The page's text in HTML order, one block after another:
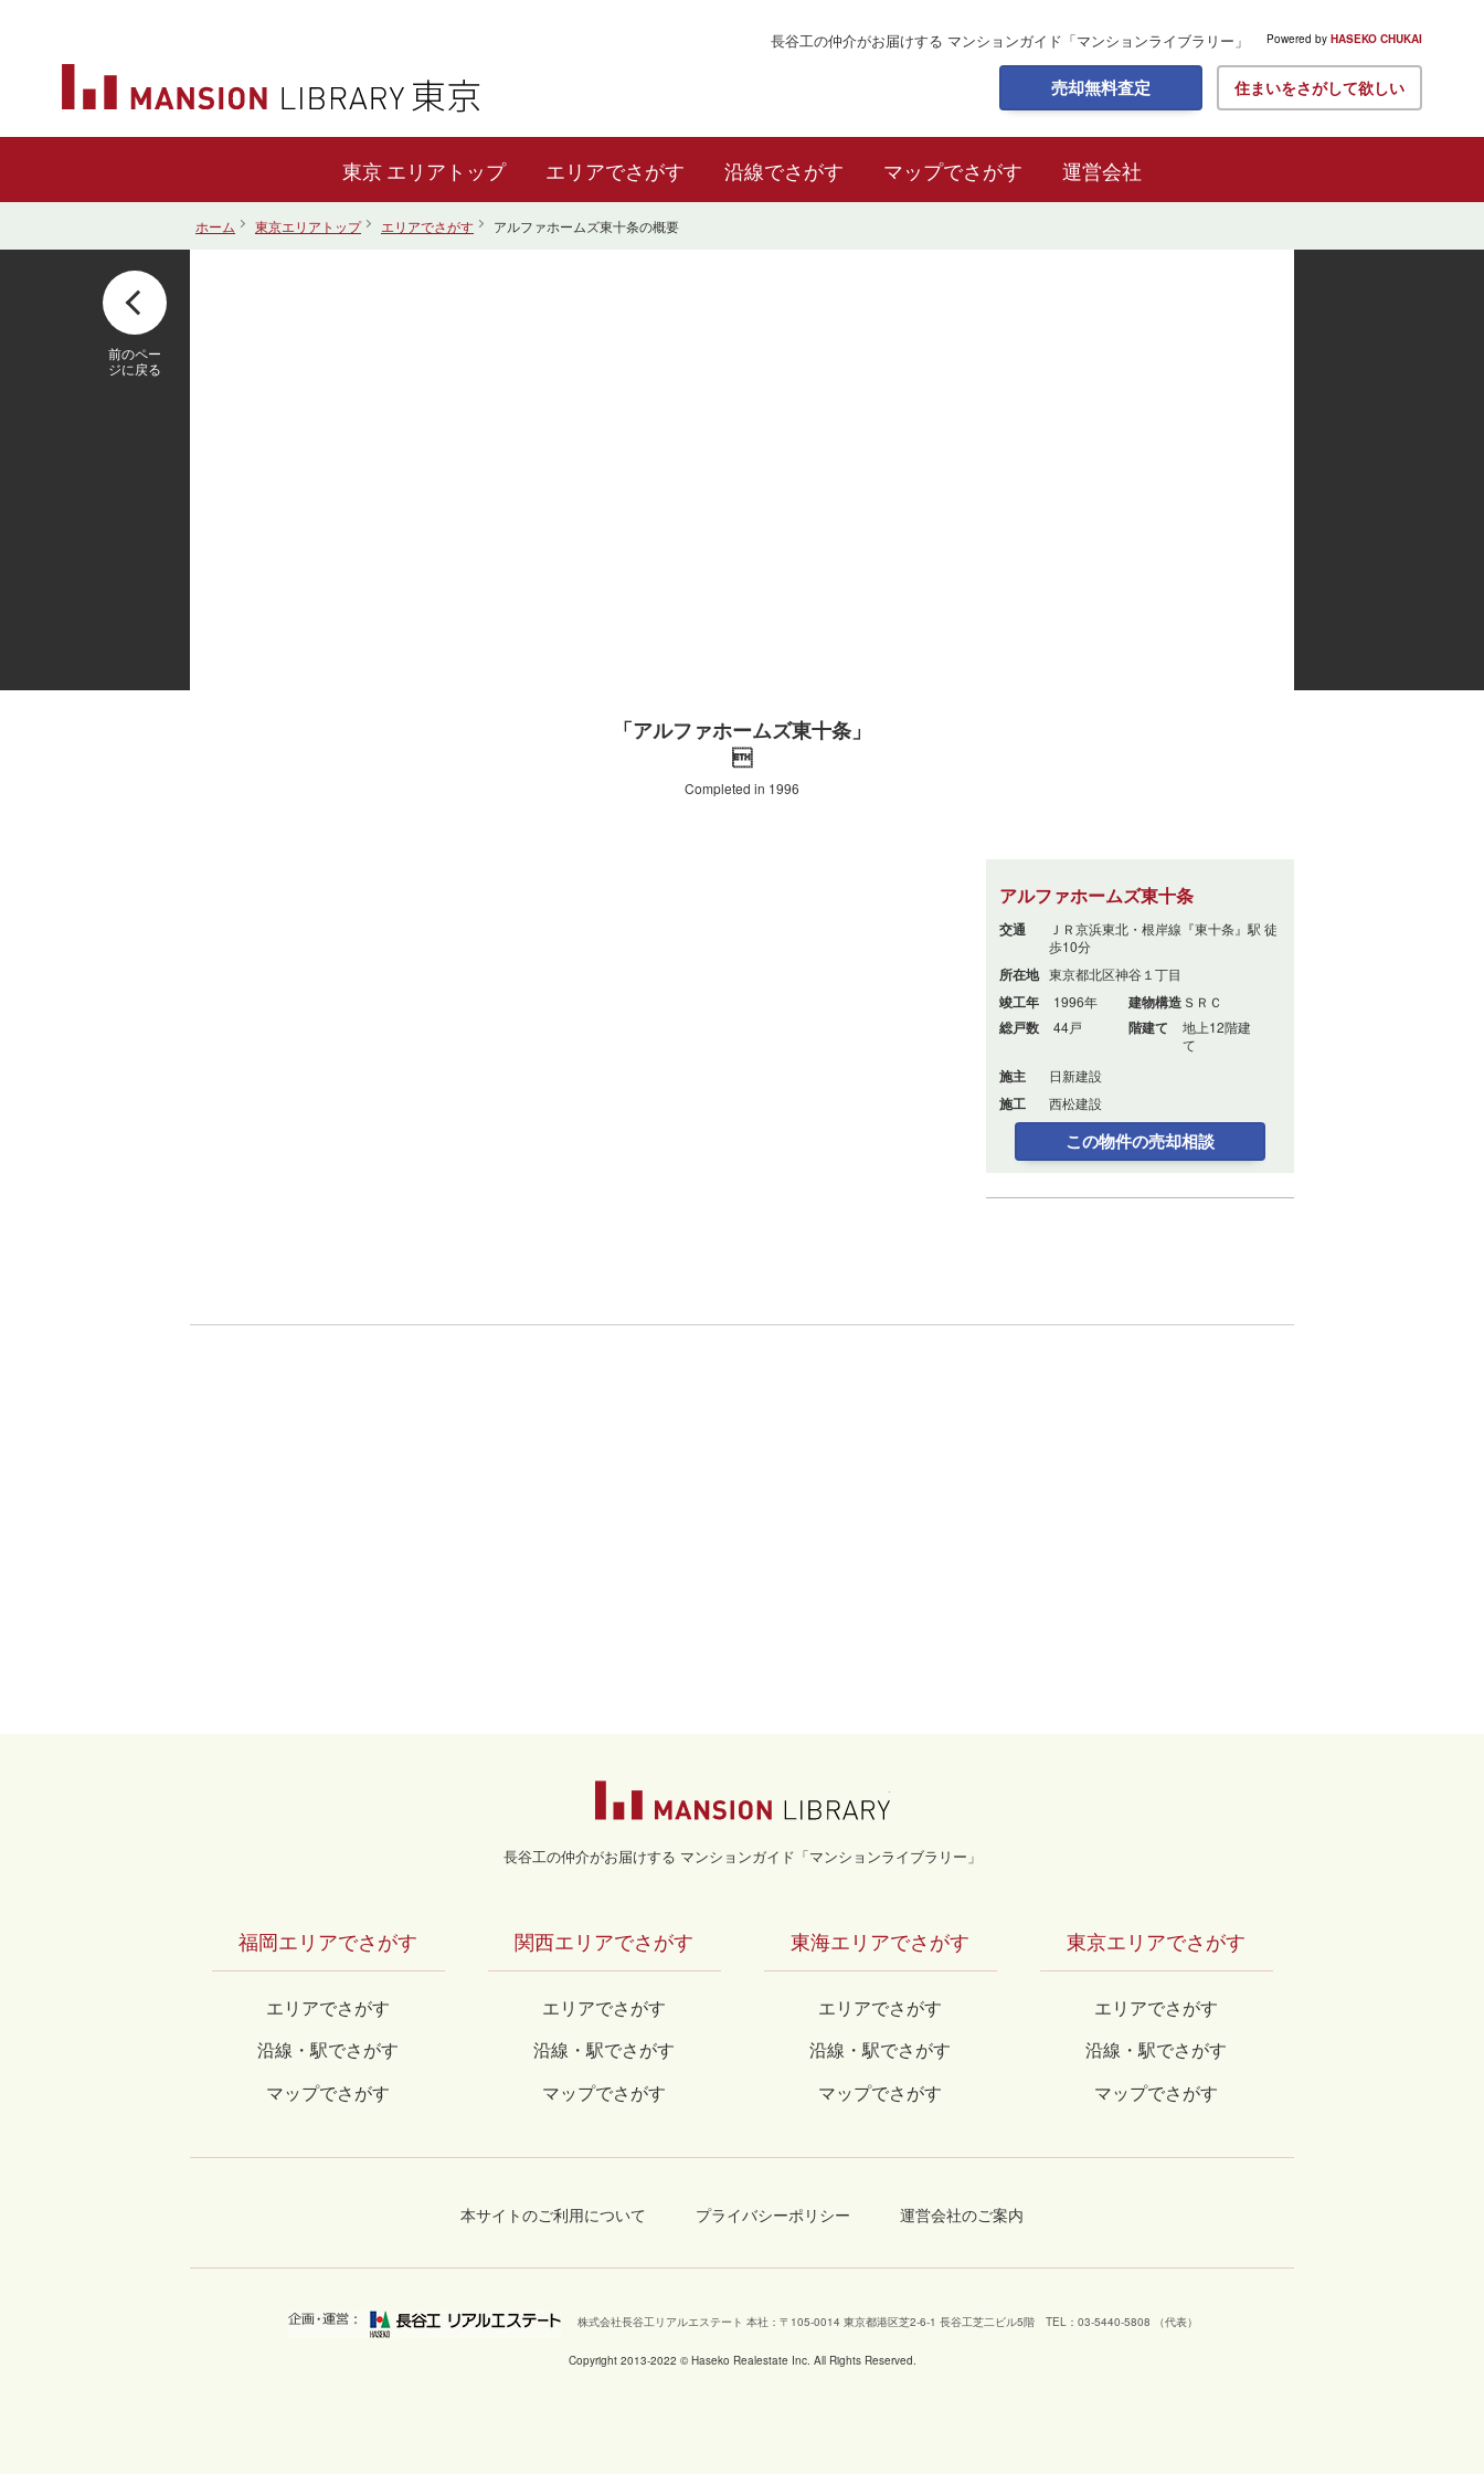
長谷工の仲介がお届けする マンションガイド 「マンションライブラリー」 Powered by HASEKO CHUKAI
売却無料査定 住まいをさがして欲しい
エリアトップ エリアでさがす 沿線でさがす マップでさがす 運営会社
ホーム 東京エリアトップ エリアでさがす アルファホームズ東十条の概要
前のペー
ジに戻る
「アルファホームズ東十条」

Completed in 1996
アルファホームズ東十条
交通
ＪＲ京浜東北・根岸線『東十条』駅 徒
歩10分
所在地 東京都北区神谷１丁目
竣工年 1996年 建物構造 ＳＲＣ
総戸数 44戸 階建て
地上12階建
て
施主 日新建設
施工 西松建設
この物件の売却相談
長谷工の仲介がお届けする マンションガイド「マンションライブラリー」
東京エリアでさがす
エリアでさがす
沿線・駅でさがす
マップでさがす
東海エリアでさがす
エリアでさがす
沿線・駅でさがす
マップでさがす
関西エリアでさがす
エリアでさがす
沿線・駅でさがす
マップでさがす
福岡エリアでさがす
エリアでさがす
沿線・駅でさがす
マップでさがす
本サイトのご利用について プライバシーポリシー 運営会社のご案内
株式会社長谷工リアルエステート 本社 ： 〒105-0014 東京都港区芝2-6-1 長谷工芝二ビル5階 TEL：03-5440-5808 （代表）
Copyright 2013-2022 © Haseko Realestate Inc. All Rights Reserved.